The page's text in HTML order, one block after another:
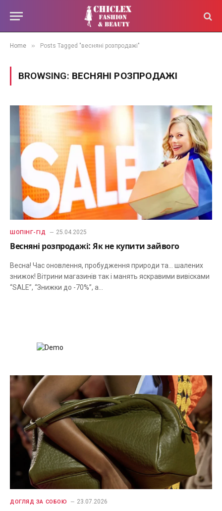
Home » Posts Tagged "весняні розпродажі"
BROWSING: ВЕСНЯНІ РОЗПРОДАЖІ
ШОПІНГ-ГІД 25.04.2025
Весняні розпродажі: Як не купити зайвого
Весна! Час оновлення, пробудження природи та… шалених
знижок! Вітрини магазинів так і манять яскравими вивісками
“SALE”, “Знижки до -70%”, а…
ДОГЛЯД ЗА СОБОЮ 23.07.2026